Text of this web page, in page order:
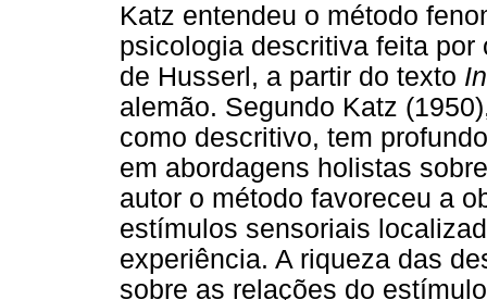
Katz entendeu o método
psicologia descritiva feita
de Husserl, a partir do texto
alemão. Segundo Katz
como descritivo, tem
em abordagens holistas
autor o método favoreceu a
estímulos sensoriais
experiência. A riqueza das
sobre as relações do